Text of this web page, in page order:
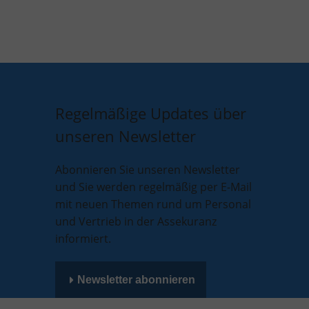
Regelmäßige Updates über
unseren Newsletter
Abonnieren Sie unseren Newsletter
und Sie werden regelmäßig per E-Mail
mit neuen Themen rund um Personal
und Vertrieb in der Assekuranz
informiert.
Newsletter abonnieren